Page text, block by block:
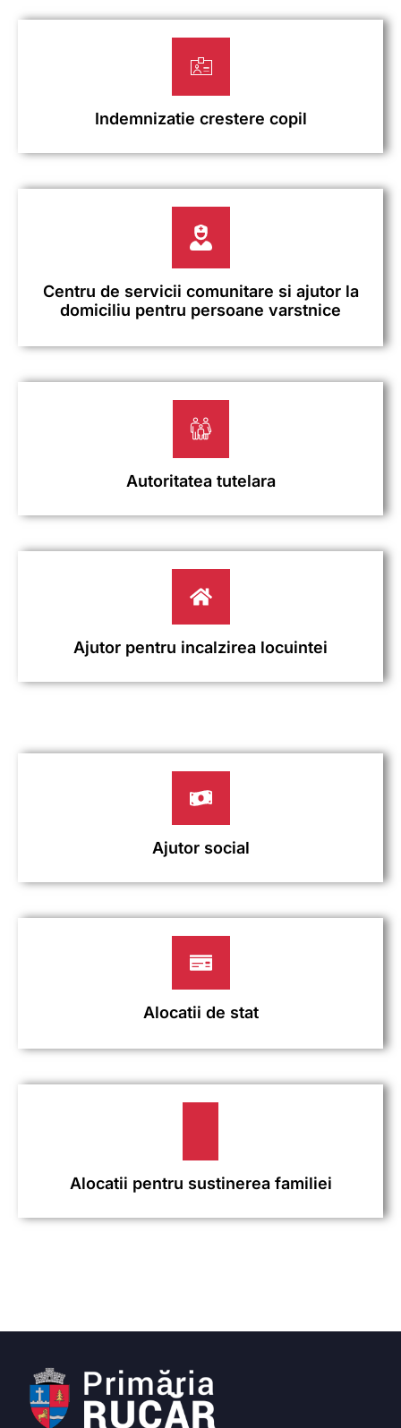
Indemnizatie crestere copil
Centru de servicii comunitare si ajutor la
domiciliu pentru persoane varstnice
Autoritatea tutelara
Ajutor pentru incalzirea locuintei
Ajutor social
Alocatii de stat
Alocatii pentru sustinerea familiei